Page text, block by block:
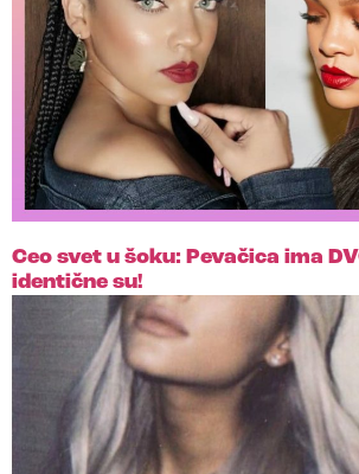
Ceo svet u šoku: Pevačica ima
identične su!